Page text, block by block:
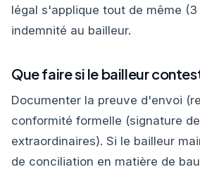
légal s'applique tout de même
indemnité au bailleur.
Que faire si le bailleur
Documenter la preuve d'envoi
conformité formelle (signature
extraordinaires). Si le bailleur
de conciliation en matière de